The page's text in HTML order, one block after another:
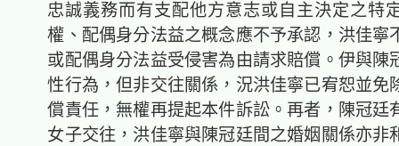
忠誠義務而有支配他方意志或自主決定之特
權、配偶身分法益之概念應不予承認，洪佳寧
或配偶身分法益受侵害為由請求賠償。伊與陳
性行為，但非交往關係，況洪佳寧已宥恕並免
償責任，無權再提起本件訴訟。再者，陳冠廷
女子交往，洪佳寧與陳冠廷間之婚姻關係亦非